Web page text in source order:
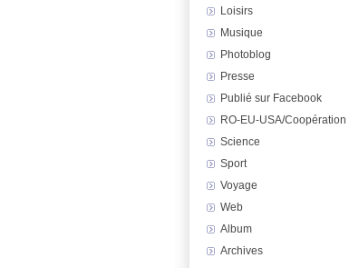
Loisirs
Musique
Photoblog
Presse
Publié sur Facebook
RO-EU-USA/Coopération
Science
Sport
Voyage
Web
Album
Archives